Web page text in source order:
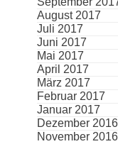
August 2017
Juli 2017
Juni 2017
Mai 2017
April 2017
März 2017
Februar 2017
Januar 2017
Dezember 2016
November 2016